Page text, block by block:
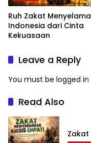
Ruh Zakat
Indonesia dari Cinta
Kekuasaan
Leave a Reply
You must be logged in
Read Also
Zakat